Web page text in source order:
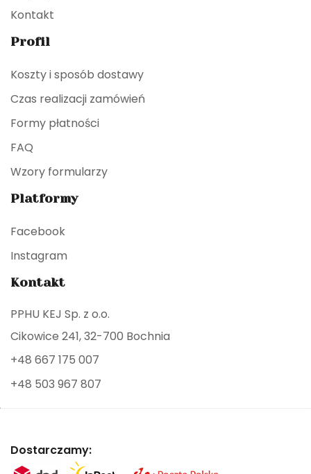
Kontakt
Profil
Koszty i sposób dostawy
Czas realizacji zamówień
Formy płatności
FAQ
Wzory formularzy
Platformy
Facebook
Instagram
Kontakt
PPHU KEJ Sp. z o.o.
Cikowice 241, 32-700 Bochnia
+48 667 175 007
+48 503 967 807
Dostarczamy: